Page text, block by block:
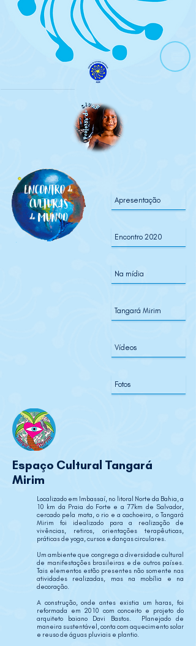
Apresentação
Encontro 2020
Na mídia
Tangará Mirim
Vídeos
Fotos
Espaço Cultural Tangará
Mirim
Localizado em Imbassaí, no litoral Norte da Bahia, a
10 km da Praia do Forte e a 77km de Salvador,
cercado pela mata, o rio e a cachoeira, o Tangará
Mirim foi idealizado para a realização de
vivências, retiros, orientações terapêuticas,
práticas de yoga, cursos e danças circulares.
Um ambiente que congrega a diversidade cultural
de manifestações brasileiras e de outros países.
Tais elementos estão presentes não somente nas
atividades realizadas, mas na mobília e na
decoração.
A construção, onde antes existia um haras, foi
reformada em 2010 com conceito e projeto do
arquiteto baiano Davi Bastos. Planejado de
maneira sustentável, conta com aquecimento solar
e reuso de águas pluviais e plantio.